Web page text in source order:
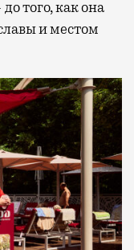
того, как она
и местом